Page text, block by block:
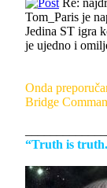
Tom_Paris je
Jedina ST igra
je ujedno i
Onda
Bridge
“Truth is